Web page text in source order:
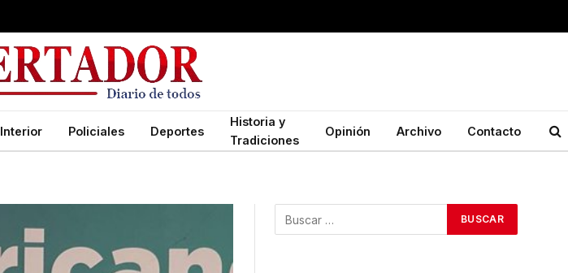
Interior Policiales Deportes
Historia y
Tradiciones
Opinión Archivo Contacto